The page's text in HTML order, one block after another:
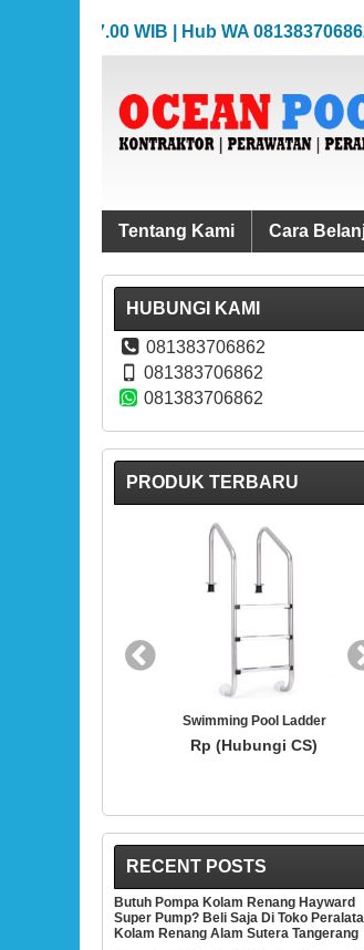
17.00 WIB | Hub WA 081383706862
Tentang Kami Cara
HUBUNGI KAMI
081383706862
081383706862
081383706862
PRODUK TERBARU
BEST SELLER
Hayward SP1419D White
Hydrostream Directional
With 1-1/2-Inch MIP
RECENT POSTS
Butuh Pompa Kolam Renang Hayward
Super Pump? Beli Saja Di Toko
Kolam Renang Alam Sutera Tangerang